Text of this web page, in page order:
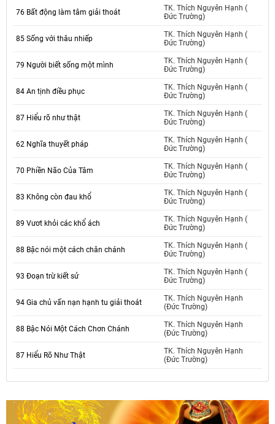
76 Bất động làm tâm giải thoát
TK. Thích Nguyên Hạnh (
Đức Trường)
85 Sống với thâu nhiếp
TK. Thích Nguyên Hạnh (
Đức Trường)
79 Người biết sống một mình
TK. Thích Nguyên Hạnh (
Đức Trường)
84 An tịnh điều phục
TK. Thích Nguyên Hạnh (
Đức Trường)
87 Hiểu rõ như thật
TK. Thích Nguyên Hạnh (
Đức Trường)
62 Nghĩa thuyết pháp
TK. Thích Nguyên Hạnh (
Đức Trường)
70 Phiền Não Của Tâm
TK. Thích Nguyên Hạnh (
Đức Trường)
83 Không còn đau khổ
TK. Thích Nguyên Hạnh (
Đức Trường)
89 Vươt khỏi các khổ ách
TK. Thích Nguyên Hạnh (
Đức Trường)
88 Bậc nói một cách chân chánh
TK. Thích Nguyên Hạnh (
Đức Trường)
93 Đoạn trừ kiết sử
TK. Thích Nguyên Hạnh (
Đức Trường)
94 Gia chủ vấn nạn hạnh tu giải thoát
TK. Thích Nguyên Hạnh
(Đức Trường)
88 Bậc Nói Một Cách Chơn Chánh
TK. Thích Nguyên Hạnh
(Đức Trường)
87 Hiểu Rõ Như Thật
TK. Thích Nguyên Hạnh
(Đức Trường)